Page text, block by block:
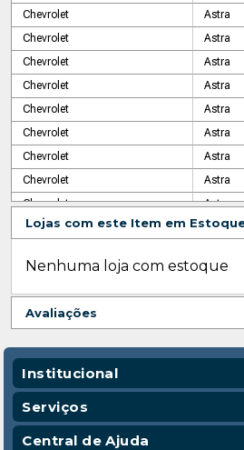
Chevrolet
Astra
Chevrolet
Astra
Chevrolet
Astra
Chevrolet
Astra
Chevrolet
Astra
Chevrolet
Astra
Chevrolet
Astra
Chevrolet
Astra
Chevrolet
Astra
Chevrolet
Astra
Chevrolet
Astra
Chevrolet
Astra
Chevrolet
Chevrolet
Astra
Chevrolet
Chevrolet
Vectra
Chevrolet
Chevrolet
Lojas com este Item em
Nenhuma loja com estoque
Avaliações
Institucional
Quem Somos
Nossas Lojas
Código de Conduta
Serviços
Vendas Corporativas
Central de Ajuda